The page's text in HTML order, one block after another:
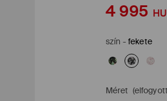
4 995
szín - fekete
Méret